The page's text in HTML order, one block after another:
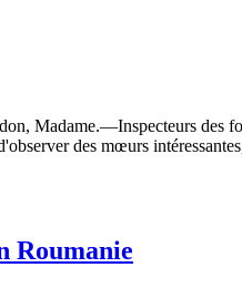
Madame.—Inspecteurs des
des mœurs
Roumanie